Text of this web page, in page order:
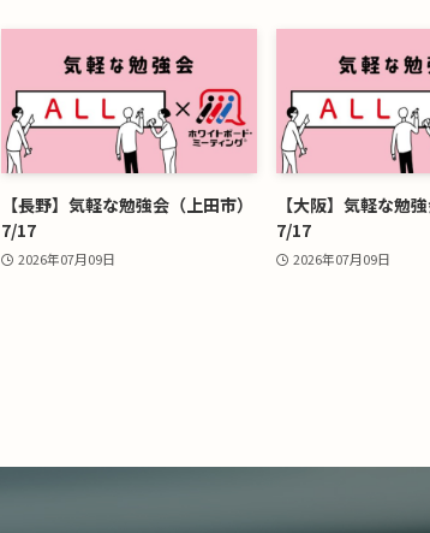
【長野】気軽な勉強会（上田市）
7/17
2026年07月09日
【大阪】気軽な勉
7/17
2026年07月09日